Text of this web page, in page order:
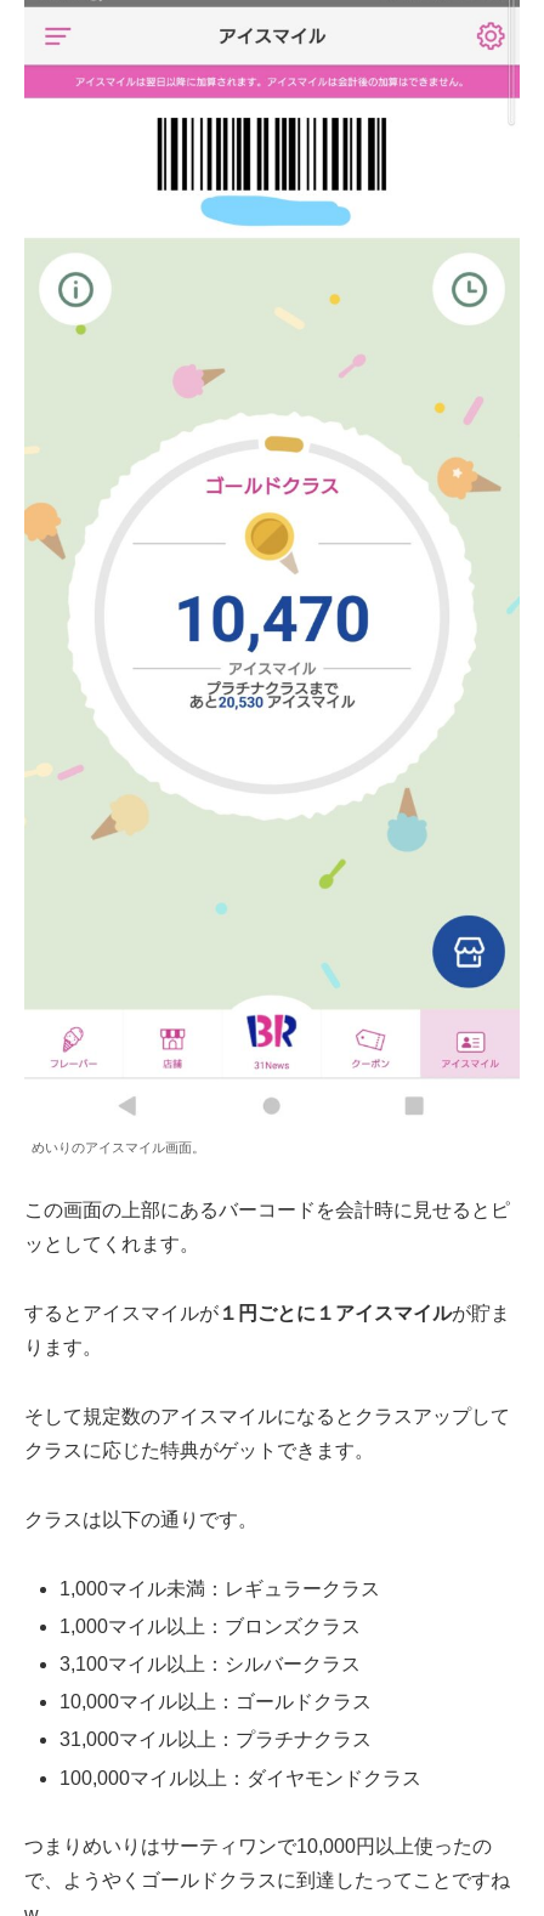
めいりのアイスマイル画面。
この画面の上部にあるバーコードを会計時に見せるとピ
ッとしてくれます。
するとアイスマイルが １円ごとに１アイスマイルが貯ま
ります。
そして規定数のアイスマイルになるとクラスアップして
クラスに応じた特典がゲットできます。
クラスは以下の通りです。
1,000マイル未満：レギュラークラス
1,000マイル以上：ブロンズクラス
3,100マイル以上：シルバークラス
10,000マイル以上：ゴールドクラス
31,000マイル以上：プラチナクラス
100,000マイル以上：ダイヤモンドクラス
つまりめいりはサーティワンで10,000円以上使ったの
で、ようやくゴールドクラスに到達したってことですね